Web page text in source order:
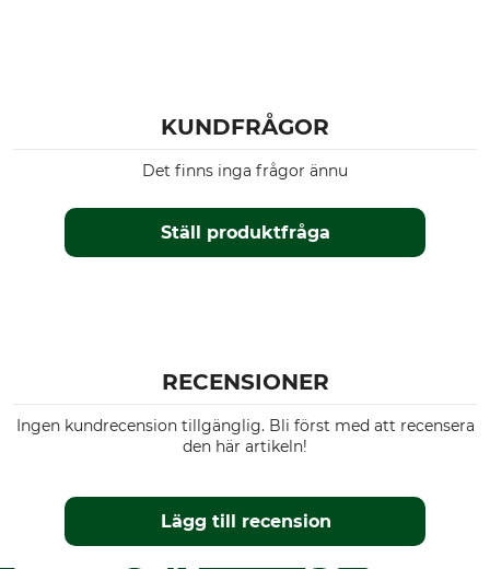
KUNDFRÅGOR
Ställ produktfråga
Det finns inga frågor ännu
RECENSIONER
Ingen kundrecension tillgänglig. Bli först med att recensera
den här artikeln!
Lägg till recension